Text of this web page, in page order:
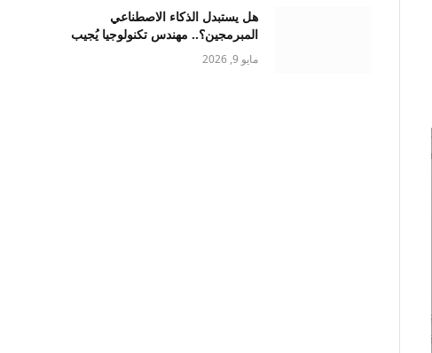
هل يستبدل الذكاء الاصطناعي
المبرمجين؟.. مهندس تكنولوجيا يُجيب
مايو 9, 2026